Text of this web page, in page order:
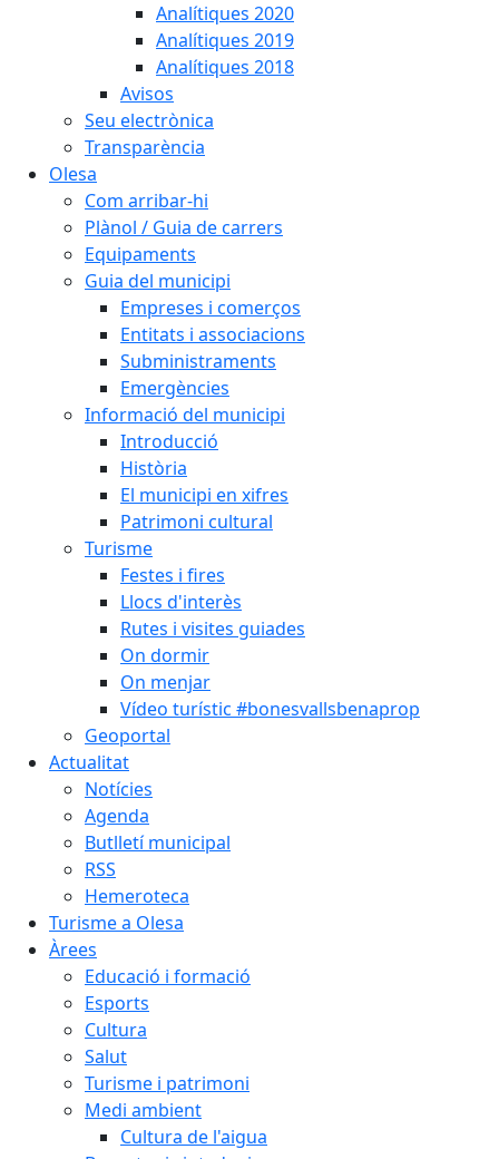
Analítiques 2020
Analítiques 2019
Analítiques 2018
Avisos
Seu electrònica
Transparència
Olesa
Com arribar-hi
Plànol / Guia de carrers
Equipaments
Guia del municipi
Empreses i comerços
Entitats i associacions
Subministraments
Emergències
Informació del municipi
Introducció
Història
El municipi en xifres
Patrimoni cultural
Turisme
Festes i fires
Llocs d'interès
Rutes i visites guiades
On dormir
On menjar
Vídeo turístic #bonesvallsbenaprop
Geoportal
Actualitat
Notícies
Agenda
Butlletí municipal
RSS
Hemeroteca
Turisme a Olesa
Àrees
Educació i formació
Esports
Cultura
Salut
Turisme i patrimoni
Medi ambient
Cultura de l'aigua